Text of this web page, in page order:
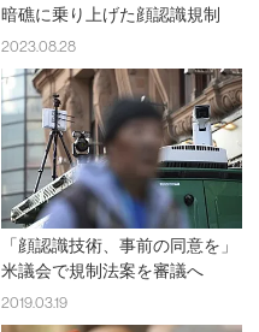
暗礁に乗り上げた顔認識規制
2023.08.28
「顔認識技術、事前の同意を」
米議会で規制法案を審議へ
2019.03.19